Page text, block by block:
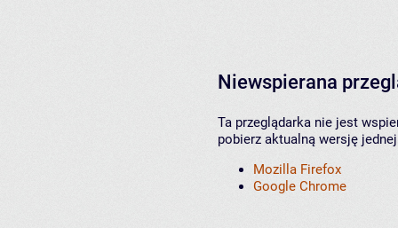
Niewspierana
Ta przeglądarka nie jest
pobierz aktualną wersję
Mozilla Firefox
Google Chrome